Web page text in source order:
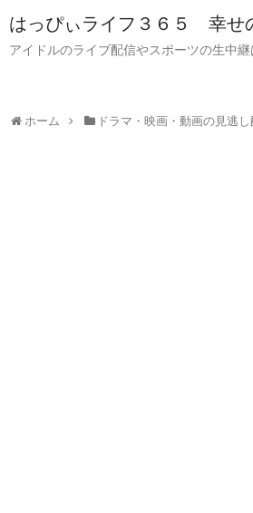
はっぴぃライフ３６５ 幸せ
アイドルのライブ配信やスポーツの生中継
ホーム ドラマ・映画・動画の見逃